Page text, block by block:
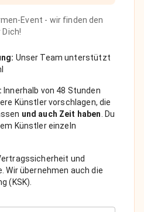
Event - wir finden den
Unser Team unterstützt
Innerhalb von 48 Stunden
Künstler vorschlagen, die
und auch Zeit haben. Du
Künstler einzeln
und
Wir übernehmen auch die
(KSK).